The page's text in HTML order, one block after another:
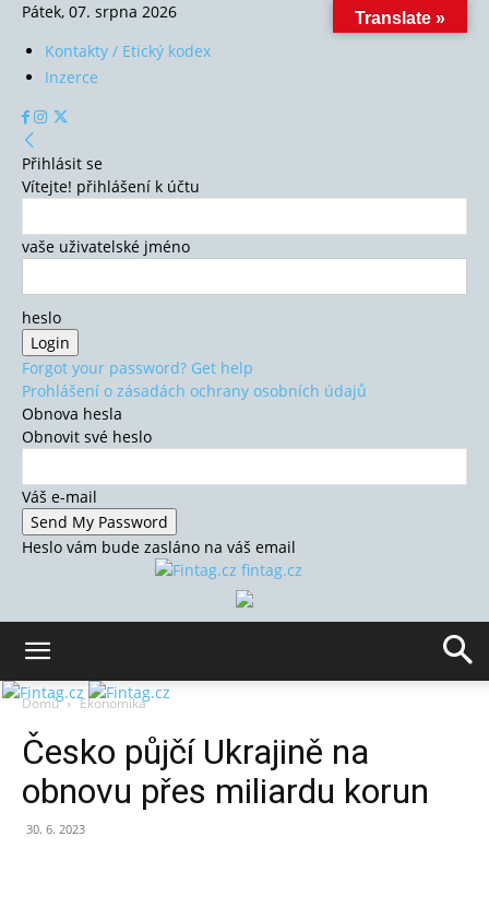
Pátek, 07. srpna 2026
Kontakty / Etický kodex
Inzerce
Přihlásit se
Vítejte! přihlášení k účtu
vaše uživatelské jméno
heslo
Forgot your password? Get help
Prohlášení o zásadách ochrany osobních údajů
Obnova hesla
Obnovit své heslo
Váš e-mail
Heslo vám bude zasláno na váš email
fintag.cz
Domů Ekonomika
Česko půjčí Ukrajině na
obnovu přes miliardu korun
30. 6. 2023
Translate »